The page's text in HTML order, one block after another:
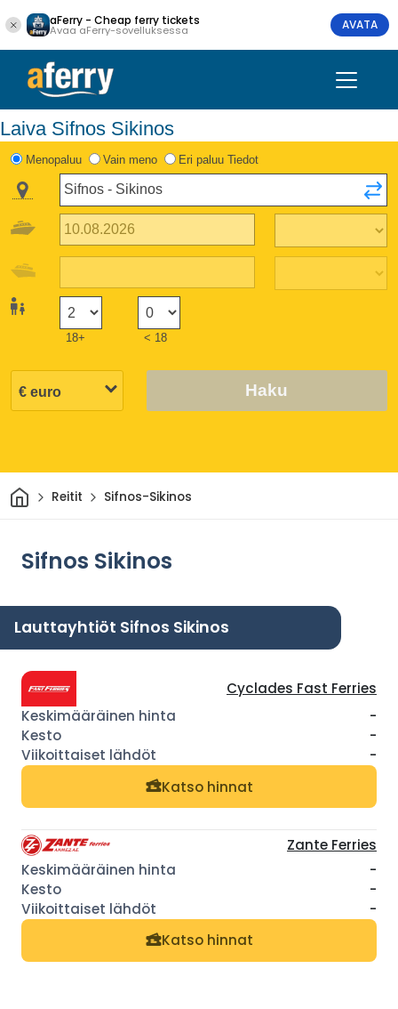
aFerry - Cheap ferry tickets
Avaa aFerry-sovelluksessa AVATA
Laiva Sifnos Sikinos
Menopaluu Vain meno Eri paluu Tiedot
18+ < 18
Haku
KotiinReitit Sifnos-Sikinos
Sifnos Sikinos
Lauttayhtiöt Sifnos Sikinos
Cyclades Fast Ferries
-
-
-
Katso hinnat
Zante Ferries
-
-
-
Katso hinnat